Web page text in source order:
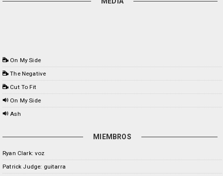
On My Side
The Negative
Cut To Fit
On My Side
Ash
MIEMBROS
Ryan Clark: voz
Patrick Judge: guitarra